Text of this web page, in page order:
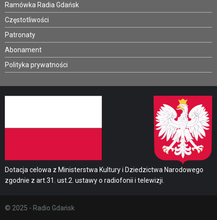
Ramówka Radia Gdańsk
Częstotliwości
Patronaty
Abonament
Polityka prywatności
Dotacja celowa z Ministerstwa Kultury i Dziedzictwa Narodowego
zgodnie z art.31. ust.2. ustawy o radiofonii i telewizji.
© 2025 - Radio Gdańsk